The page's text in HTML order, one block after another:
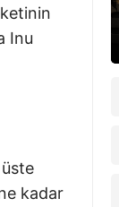
Inu
kadar